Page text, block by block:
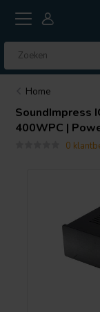
Home
SoundImpress
400WPC |
0